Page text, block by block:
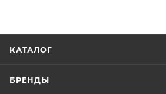
ASN и AEFR, а также с
вентиляции, которая позволит
КАТАЛОГ
БРЕНДЫ